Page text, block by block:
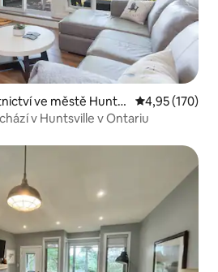
ve městě Hunts
Průměrné
4,95 (170)
v Huntsville v Ontariu
u hostů